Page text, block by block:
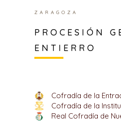
ZARAGOZA
PROCESIÓN
ENTIERRO
Cofradía de la
Cofradía de la
Real Cofradía de